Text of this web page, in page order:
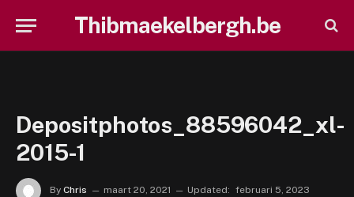
Thibmaekelbergh.be
Depositphotos_88596042_xl-
2015-1
By Chris maart 20, 2021 Updated: februari 5, 2023